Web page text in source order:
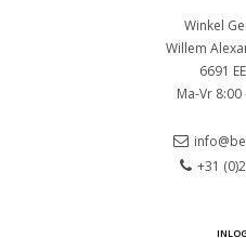
Winkel
Willem
6691
Ma-Vr
+31